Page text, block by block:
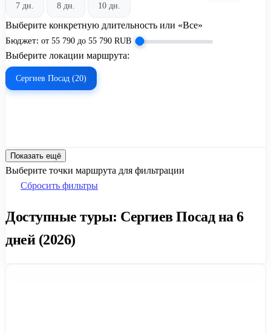
7 дн. 8 дн. 10 дн.
Выберите конкретную длительность или «Все»
Бюджет: от 55 790 до 55 790 RUB
Выберите локации маршрута:
Сергиев Посад (20)
Показать ещё
Выберите точки маршрута для фильтрации
Сбросить фильтры
Доступные туры: Сергиев Посад на 6
дней (2026)